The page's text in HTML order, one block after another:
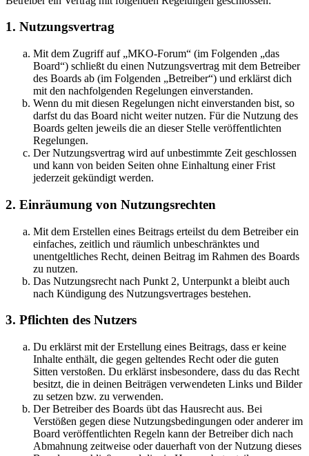
1. Nutzungsvertrag
Mit dem Zugriff auf „MKO-Forum“ (im Folgenden „das
Board“) schließt du einen Nutzungsvertrag mit dem Betreiber
des Boards ab (im Folgenden „Betreiber“) und erklärst dich
mit den nachfolgenden Regelungen einverstanden.
Wenn du mit diesen Regelungen nicht einverstanden bist, so
darfst du das Board nicht weiter nutzen. Für die Nutzung des
Boards gelten jeweils die an dieser Stelle veröffentlichten
Regelungen.
Der Nutzungsvertrag wird auf unbestimmte Zeit geschlossen
und kann von beiden Seiten ohne Einhaltung einer Frist
jederzeit gekündigt werden.
2. Einräumung von Nutzungsrechten
Mit dem Erstellen eines Beitrags erteilst du dem Betreiber ein
einfaches, zeitlich und räumlich unbeschränktes und
unentgeltliches Recht, deinen Beitrag im Rahmen des Boards
zu nutzen.
Das Nutzungsrecht nach Punkt 2, Unterpunkt a bleibt auch
nach Kündigung des Nutzungsvertrages bestehen.
3. Pflichten des Nutzers
Du erklärst mit der Erstellung eines Beitrags, dass er keine
Inhalte enthält, die gegen geltendes Recht oder die guten
Sitten verstoßen. Du erklärst insbesondere, dass du das Recht
besitzt, die in deinen Beiträgen verwendeten Links und Bilder
zu setzen bzw. zu verwenden.
Der Betreiber des Boards übt das Hausrecht aus. Bei
Verstößen gegen diese Nutzungsbedingungen oder anderer im
Board veröffentlichten Regeln kann der Betreiber dich nach
Abmahnung zeitweise oder dauerhaft von der Nutzung dieses